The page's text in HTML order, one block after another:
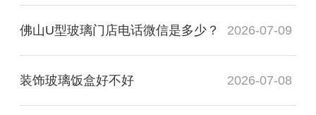
佛山U型玻璃门店电话微信是多少？ 2026-07-09
装饰玻璃饭盒好不好 2026-07-08